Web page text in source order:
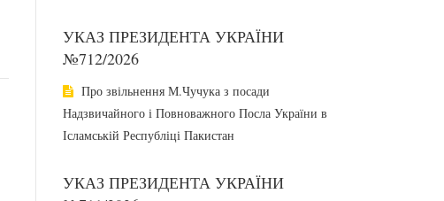
УКАЗ ПРЕЗИДЕНТА УКРАЇНИ
№712/2026
Про звільнення М.Чучука з посади
Надзвичайного і Повноважного Посла України в
Ісламській Республіці Пакистан
УКАЗ ПРЕЗИДЕНТА УКРАЇНИ